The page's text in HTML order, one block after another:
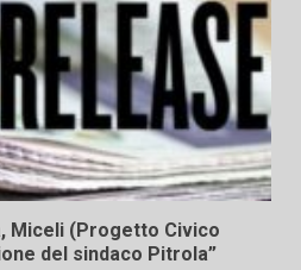
Miceli (Progetto Civico
del sindaco Pitrola”